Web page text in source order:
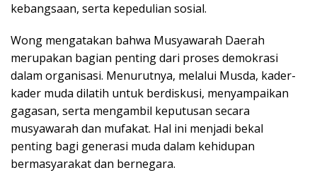
kebangsaan, serta kepedulian sosial.
Wong mengatakan bahwa Musyawarah Daerah
merupakan bagian penting dari proses demokrasi
dalam organisasi. Menurutnya, melalui Musda, kader-
kader muda dilatih untuk berdiskusi, menyampaikan
gagasan, serta mengambil keputusan secara
musyawarah dan mufakat. Hal ini menjadi bekal
penting bagi generasi muda dalam kehidupan
bermasyarakat dan bernegara.